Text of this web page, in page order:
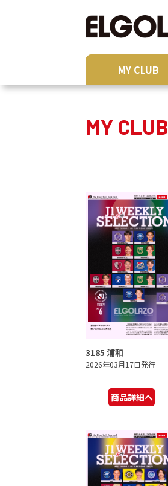
MY CLUB
MY CLUB
3185 浦和
2026年03月17日発行
商品詳細へ